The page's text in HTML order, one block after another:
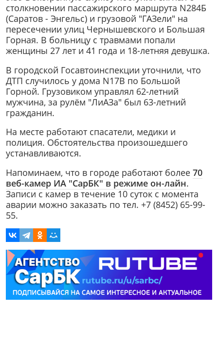
столкновении пассажирского маршрута N284Б
(Саратов - Энгельс) и грузовой "ГАЗели" на
пересечении улиц Чернышевского и Большая
Горная. В больницу с травмами попали
женщины 27 лет и 41 года и 18-летняя девушка.
В городской Госавтоинспекции уточнили, что
ДТП случилось у дома N17В по Большой
Горной. Грузовиком управлял 62-летний
мужчина, за рулём "ЛиАЗа" был 63-летний
гражданин.
На месте работают спасатели, медики и
полиция. Обстоятельства произошедшего
устанавливаются.
Напоминаем, что в городе работают более 70
веб-камер ИА "СарБК" в режиме он-лайн.
Записи с камер в течение 10 суток с момента
аварии можно заказать по тел. +7 (8452) 65-99-
55.